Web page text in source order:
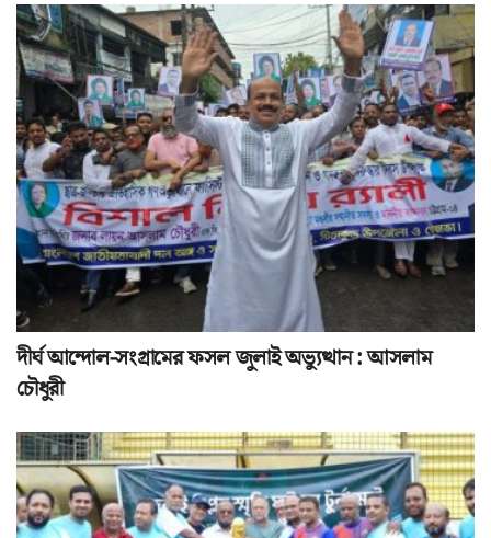
দীর্ঘ আন্দোল-সংগ্রামের ফসল জুলাই অভ্যুত্থান : আসলাম
চৌধুরী